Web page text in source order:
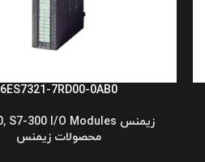
6ES7321-7RD00-0AB0
زیمنس s7-300 , S7-300 I/O Modules
محصولات زیمنس